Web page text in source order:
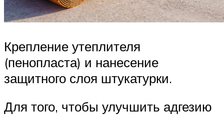
Крепление утеплителя
(пенопласта) и нанесение
защитного слоя штукатурки.
Для того, чтобы улучшить адгезию